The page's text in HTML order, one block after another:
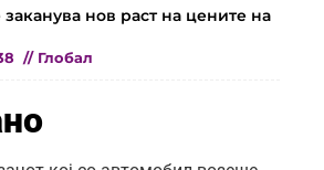
заканува нов раст на цените на
// Глобал